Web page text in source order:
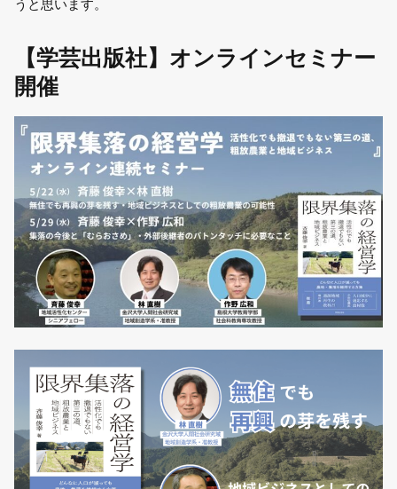
うと思います。
【学芸出版社】オンラインセミナー
開催